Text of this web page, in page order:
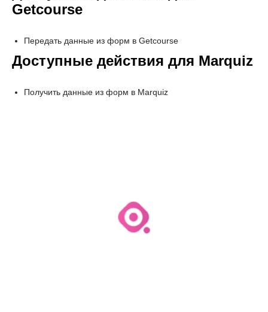
Getcourse
Передать данные из форм в Getcourse
Доступные действия для Marquiz
Получить данные из форм в Marquiz